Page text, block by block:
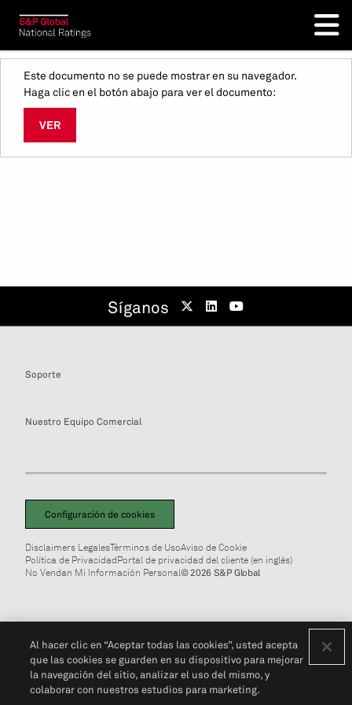
Este documento no se puede mostrar en su navegador.
Haga clic en el botón abajo para ver el documento:
VER
Síganos
Soporte
Nuestro Equipo Comercial
Configuración de cookies
Disclaimers LegalesTérminos de UsoAviso de Cookie
Política de PrivacidadPortal de privacidad del cliente (en inglés)
No Vendan Mi Información Personal© 2026 S&P Global
Al hacer clic en “Aceptar todas las cookies”, usted acepta
que las cookies se guarden en su dispositivo para mejorar
la navegación del sitio, analizar el uso del mismo, y
colaborar con nuestros estudios para marketing.